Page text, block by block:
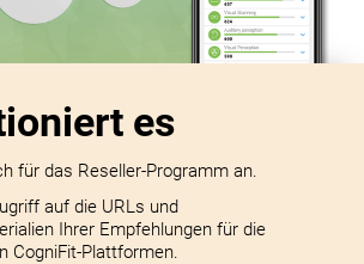
es
für das Reseller-Programm an.
auf die URLs und
Ihrer Empfehlungen für die
CogniFit-Plattformen.